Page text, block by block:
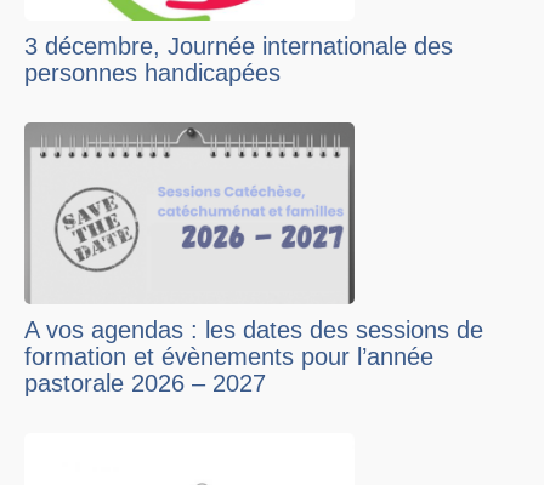
3 décembre, Journée internationale des
personnes handicapées
A vos agendas : les dates des sessions de
formation et évènements pour l’année
pastorale 2026 – 2027